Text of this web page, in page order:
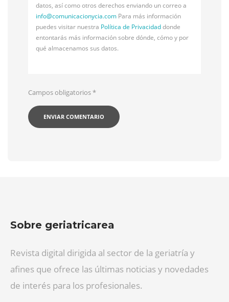
datos, así como otros derechos enviando un correo a
info@comunicacionycia.com Para más información
puedes visitar nuestra Política de Privacidaddonde
entontarás más información sobre dónde, cómo y por
qué almacenamos sus datos.
Campos obligatorios*
Sobre geriatricarea
Revista digital dirigida al sector de la geriatría y
afines que ofrece las últimas noticias y novedades
de interés para los profesionales.